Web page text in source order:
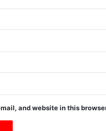
and website in this